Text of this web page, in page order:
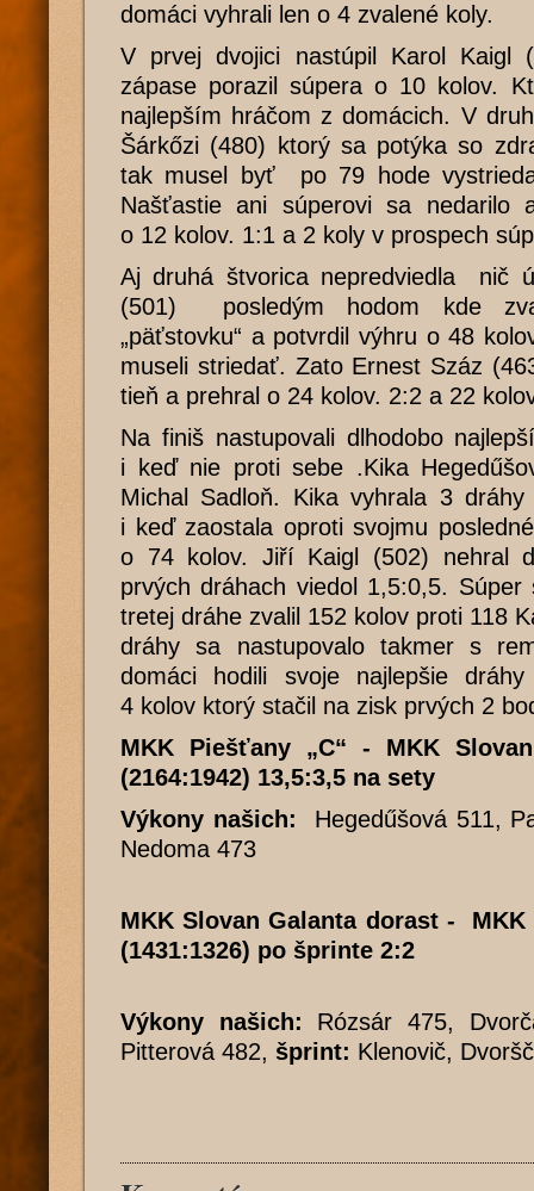
domáci vyhrali len o 4 zvalené koly.
V prvej dvojici nastúpil Karol Kaigl
zápase porazil súpera o 10 kolov.
najlepším hráčom z domácich. V
Šárkőzi (480) ktorý sa potýka so
tak musel byť po 79 hode
Našťastie ani súperovi sa nedarilo
o 12 kolov. 1:1 a 2 koly v prospech
Aj druhá štvorica nepredviedla nič
(501) posledým hodom kde
„päťstovku“ a potvrdil výhru o 48
museli striedať. Zato Ernest Száz
tieň a prehral o 24 kolov. 2:2 a 22
Na finiš nastupovali dlhodobo
i keď nie proti sebe .Kika
Michal Sadloň. Kika vyhrala 3
i keď zaostala oproti svojmu
o 74 kolov. Jiří Kaigl (502) nehral
prvých dráhach viedol 1,5:0,5.
tretej dráhe zvalil 152 kolov proti 118
dráhy sa nastupovalo takmer s
domáci hodili svoje najlepšie
4 kolov ktorý stačil na zisk prvých 2
MKK Piešťany „C“ - MKK
(2164:1942) 13,5:3,5 na sety
Výkony našich: Hegedűšová 511,
Nedoma 473
MKK Slovan Galanta dorast -
(1431:1326) po šprinte 2:2
Výkony našich:
Rózsár 475,
Pitterová 482, šprint: Klenovič,